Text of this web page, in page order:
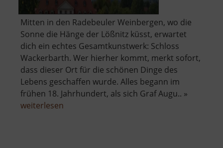
Mitten in den Radebeuler Weinbergen, wo die
Sonne die Hänge der Lößnitz küsst, erwartet
dich ein echtes Gesamtkunstwerk: Schloss
Wackerbarth. Wer hierher kommt, merkt sofort,
dass dieser Ort für die schönen Dinge des
Lebens geschaffen wurde. Alles begann im
frühen 18. Jahrhundert, als sich Graf Augu.. »
weiterlesen